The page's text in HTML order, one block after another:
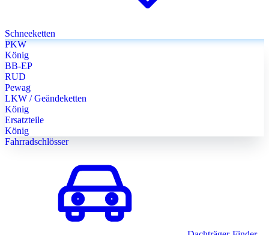
Schneeketten
PKW
König
BB-EP
RUD
Pewag
LKW / Geändeketten
König
Ersatzteile
König
Fahrradschlösser